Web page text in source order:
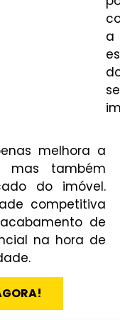
a
melhora a
mas também
do imóvel.
competitiva
de
na hora de